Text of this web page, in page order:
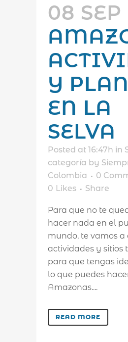
08 SEP
Y
EN LA
SELVA
Posted at 16:47h in
categoría by
Colombia
0
0 Likes Share
Para que no te
hacer nada en el
mundo, te vamos a
actividades y sitios
para que tengas
lo que puedes
Amazonas....
READ MORE